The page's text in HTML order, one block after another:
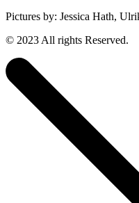
Pictures by: Jessica Hath,
© 2023 All rights Reserved.